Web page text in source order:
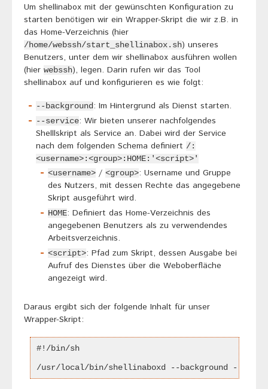
Um shellinabox mit der gewünschten Konfiguration zu
starten benötigen wir ein Wrapper-Skript die wir z.B. in
das Home-Verzeichnis (hier
/home/webssh/start_shellinabox.sh) unseres
Benutzers, unter dem wir shellinabox ausführen wollen
(hier webssh), legen. Darin rufen wir das Tool
shellinabox auf und konfigurieren es wie folgt:
--background: Im Hintergrund als Dienst starten.
--service: Wir bieten unserer nachfolgendes
Shelllskript als Service an. Dabei wird der Service
nach dem folgenden Schema definiert /:
<username>:<group>:HOME:'<script>'
<username>/ <group>: Username und Gruppe
des Nutzers, mit dessen Rechte das angegebene
Skript ausgeführt wird.
HOME: Definiert das Home-Verzeichnis des
angegebenen Benutzers als zu verwendendes
Arbeitsverzeichnis.
<script>: Pfad zum Skript, dessen Ausgabe bei
Aufruf des Dienstes über die Weboberfläche
angezeigt wird.
Daraus ergibt sich der folgende Inhalt für unser
Wrapper-Skript:
#!/bin/sh
/usr/local/bin/shellinaboxd --background --